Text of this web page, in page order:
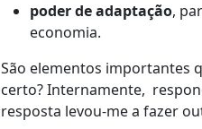
poder de adaptação,
economia.
São elementos importantes
certo? Internamente,
resposta levou-me a fazer